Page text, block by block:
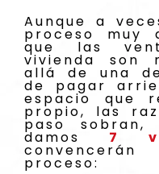
Aunque a
proceso
que las
vivienda son
allá de una
de pagar
espacio que
propio, las
paso
damos 7
proceso: